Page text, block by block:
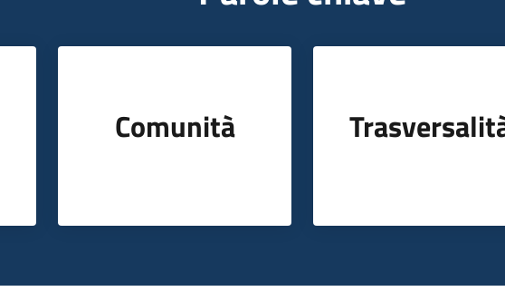
Comunità